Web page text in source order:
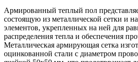
Армированный теплый пол
состоящую из металлической сетки и
элементов, укрепленных на ней для
распределения тепла и обеспечения
Металлическая армирующая сетка
оцинкованной стали с диаметром